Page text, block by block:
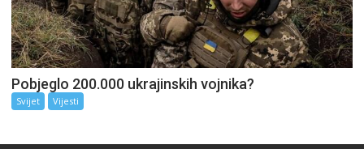
Pobjeglo 200.000 ukrajinskih vojnika?
Svijet Vijesti